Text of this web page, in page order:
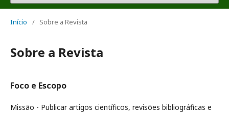
Início / Sobre a Revista
Sobre a Revista
Foco e Escopo
Missão - Publicar artigos científicos, revisões bibliográficas e